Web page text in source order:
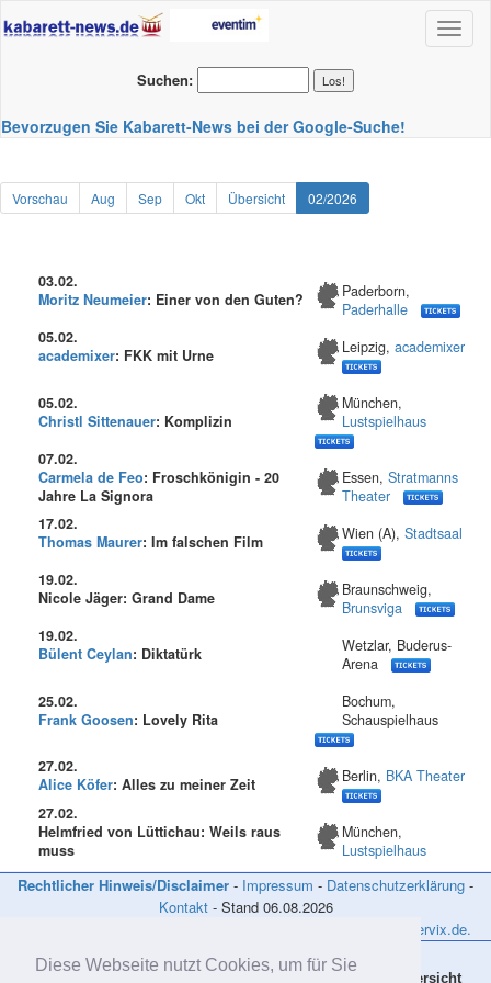
Diese Webseite nutzt Cookies, um für Sie
Suchen:
Bevorzugen Sie Kabarett-News bei der Google-Suche!
Vorschau Aug Sep Okt Übersicht 02/2026
03.02.
Moritz Neumeier: Einer von den Guten?
Paderborn,
Paderhalle
05.02.
academixer: FKK mit Urne Leipzig, academixer
05.02.
Christl Sittenauer: Komplizin
München,
Lustspielhaus
07.02.
Carmela de Feo: Froschkönigin - 20
Jahre La Signora
Essen, Stratmanns
Theater
17.02.
Thomas Maurer: Im falschen Film Wien (A), Stadtsaal
19.02.
Nicole Jäger: Grand Dame
Braunschweig,
Brunsviga
19.02.
Bülent Ceylan: Diktatürk
Wetzlar, Buderus-
Arena
25.02.
Frank Goosen: Lovely Rita
Bochum,
Schauspielhaus
27.02.
Alice Köfer: Alles zu meiner Zeit Berlin, BKA Theater
27.02.
Helmfried von Lüttichau: Weils raus
muss
München,
Lustspielhaus
Rechtlicher Hinweis/Disclaimer - Impressum - Datenschutzerklärung -
Kontakt- Stand 06.08.2026
Tickets, Eintrittskarten und Karten Online Vorverkauf: www.reservix.de.
Links Übersicht